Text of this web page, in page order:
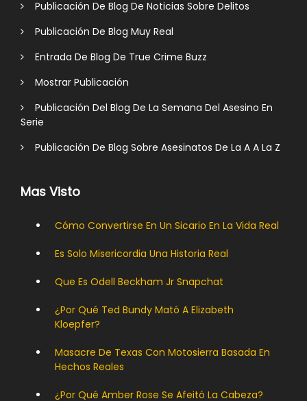
Publicación De Blog De Noticias Sobre Delitos
Publicación De Blog Muy Real
Entrada De Blog De True Crime Buzz
Mostrar Publicación
Publicación Del Blog De La Semana Del Asesino En
Serie
Publicación De Blog Sobre Asesinatos De La A A La Z
Mas Visto
Cómo Convertirse En Un Sicario En La Vida Real
Es Solo Misericordia Una Historia Real
Que Es Odell Beckham Jr Snapchat
¿Por Qué Ted Bundy Mató A Elizabeth
Kloepfer?
Masacre De Texas Con Motosierra Basada En
Hechos Reales
¿Por Qué Amber Rose Se Afeitó La Cabeza?